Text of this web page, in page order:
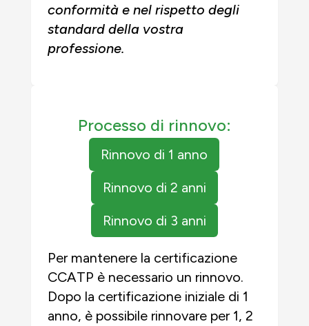
conformità e nel rispetto degli
standard della vostra
professione.
Processo di rinnovo:
Rinnovo di 1 anno
Rinnovo di 2 anni
Rinnovo di 3 anni
Per mantenere la certificazione
CCATP è necessario un rinnovo.
Dopo la certificazione iniziale di 1
anno, è possibile rinnovare per 1, 2